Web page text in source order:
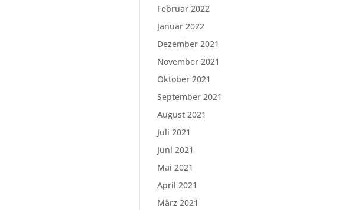
Februar 2022
Januar 2022
Dezember 2021
November 2021
Oktober 2021
September 2021
August 2021
Juli 2021
Juni 2021
Mai 2021
April 2021
März 2021